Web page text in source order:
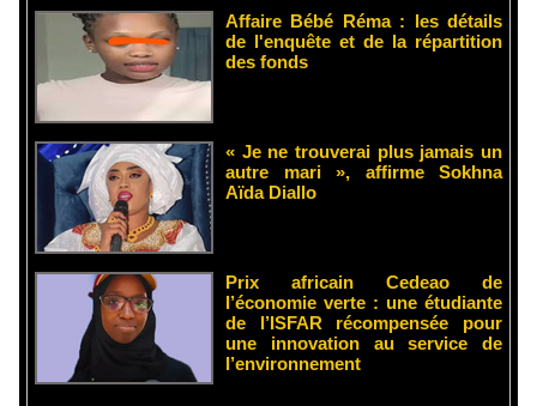
Affaire Bébé Réma : les détails
de l'enquête et de la répartition
des fonds
« Je ne trouverai plus jamais un
autre mari », affirme Sokhna
Aïda Diallo
Prix africain Cedeao de
l’économie verte : une étudiante
de l’ISFAR récompensée pour
une innovation au service de
l’environnement